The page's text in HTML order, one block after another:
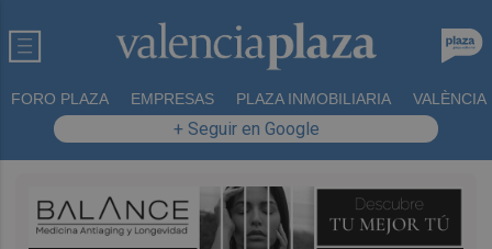
FORO PLAZA EMPRESAS PLAZA INMOBILIARIA VALÈNCIA
+ Seguir en Google